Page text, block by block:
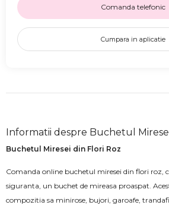
Comanda telefonic
Cumpara in aplicatie
Informatii despre Buchetul
Buchetul Miresei din Flori Roz
Comanda online buchetul miresei din flori roz,
siguranta, un buchet de mireasa proaspat.
compozitia sa minirose, bujori, garoafe,